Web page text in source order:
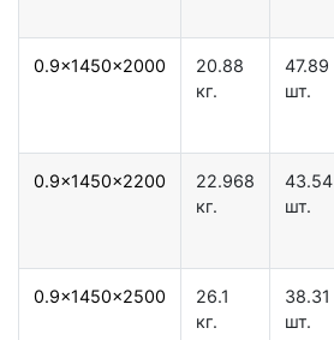
0.9x1450x2000
20.88
кг.
47.89
шт.
0.9x1450x2200
22.968
кг.
43.54
шт.
0.9x1450x2500
26.1
кг.
38.31
шт.